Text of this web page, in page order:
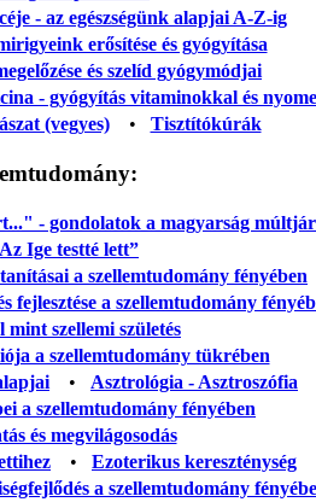
- az egészségünk alapjai A-Z-ig
erősítése és gyógyítása
és szelíd gyógymódjai
- gyógyítás vitaminokkal és
(vegyes)• Tisztítókúrák
- gondolatok a magyarság
Ige testté lett”
a szellemtudomány fényében
fejlesztése a szellemtudomány
mint szellemi születés
a szellemtudomány tükrében
• Asztrológia - Asztroszófia
a szellemtudomány fényében
és megvilágosodás
• Ezoterikus kereszténység
a szellemtudomány